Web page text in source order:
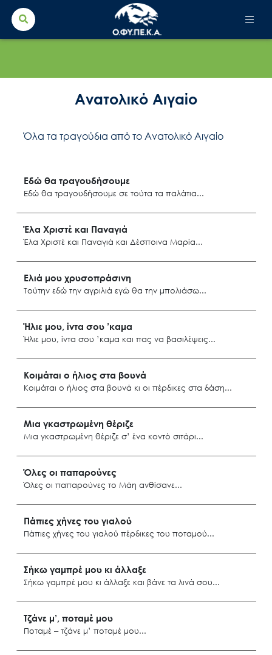
Search
for:
Ανατολικό Αιγαίο
Όλα τα τραγούδια από το Ανατολικό Αιγαίο
Εδώ θα τραγουδήσουμε
Εδώ θα τραγουδήσουμε σε τούτα τα παλάτια
Λήμνος
Έλα Χριστέ και Παναγιά
Έλα Χριστέ και Παναγιά και Δέσποινα Μαρία
Μανταμάδο Λέσβου
Ελιά μου χρυσοπράσινη
Τούτην εδώ την αγριλιά εγώ θα την μπολιάσω
Λέσβος
Ήλιε μου, ίντα σου ’καμα
Ήλιε μου, ίντα σου ’καμα και πας να βασιλέψεις
Φούρνοι Ικαρίας
Κοιμάται ο ήλιος στα βουνά
Κοιμάται ο ήλιος στα βουνά κι οι πέρδικες στα δάση
Μια γκαστρωμένη θέριζε
Μια γκαστρωμένη θέριζε σ’ ένα κοντό σιτάρι
Καλαμωτή Χίου
Όλες οι παπαρούνες
Όλες οι παπαρούνες το Μάη ανθίσανε
Ανατ. Αιγαίο
Πάπιες χήνες του γιαλού
Πάπιες χήνες του γιαλού πέρδικες του ποταμού
Φούρνοι Ικαρίας
Σήκω γαμπρέ μου κι άλλαξε
Σήκω γαμπρέ μου κι άλλαξε και βάνε τα λινά σου
Σαμοθράκη
Τζάνε μ’, ποταμέ μου
Ποταμέ ‒ τζάνε μ’ ποταμέ μου